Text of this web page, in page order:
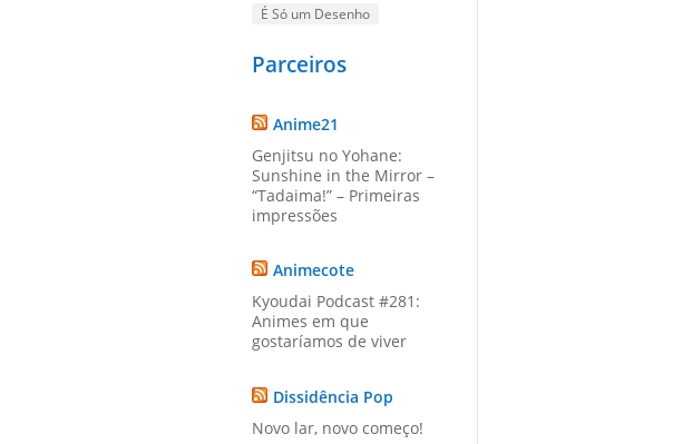
É Só um Desenho
Parceiros
Anime21
Genjitsu no Yohane:
Sunshine in the Mirror –
“Tadaima!” – Primeiras
impressões
Animecote
Kyoudai Podcast #281:
Animes em que
gostaríamos de viver
Dissidência Pop
Novo lar, novo começo!